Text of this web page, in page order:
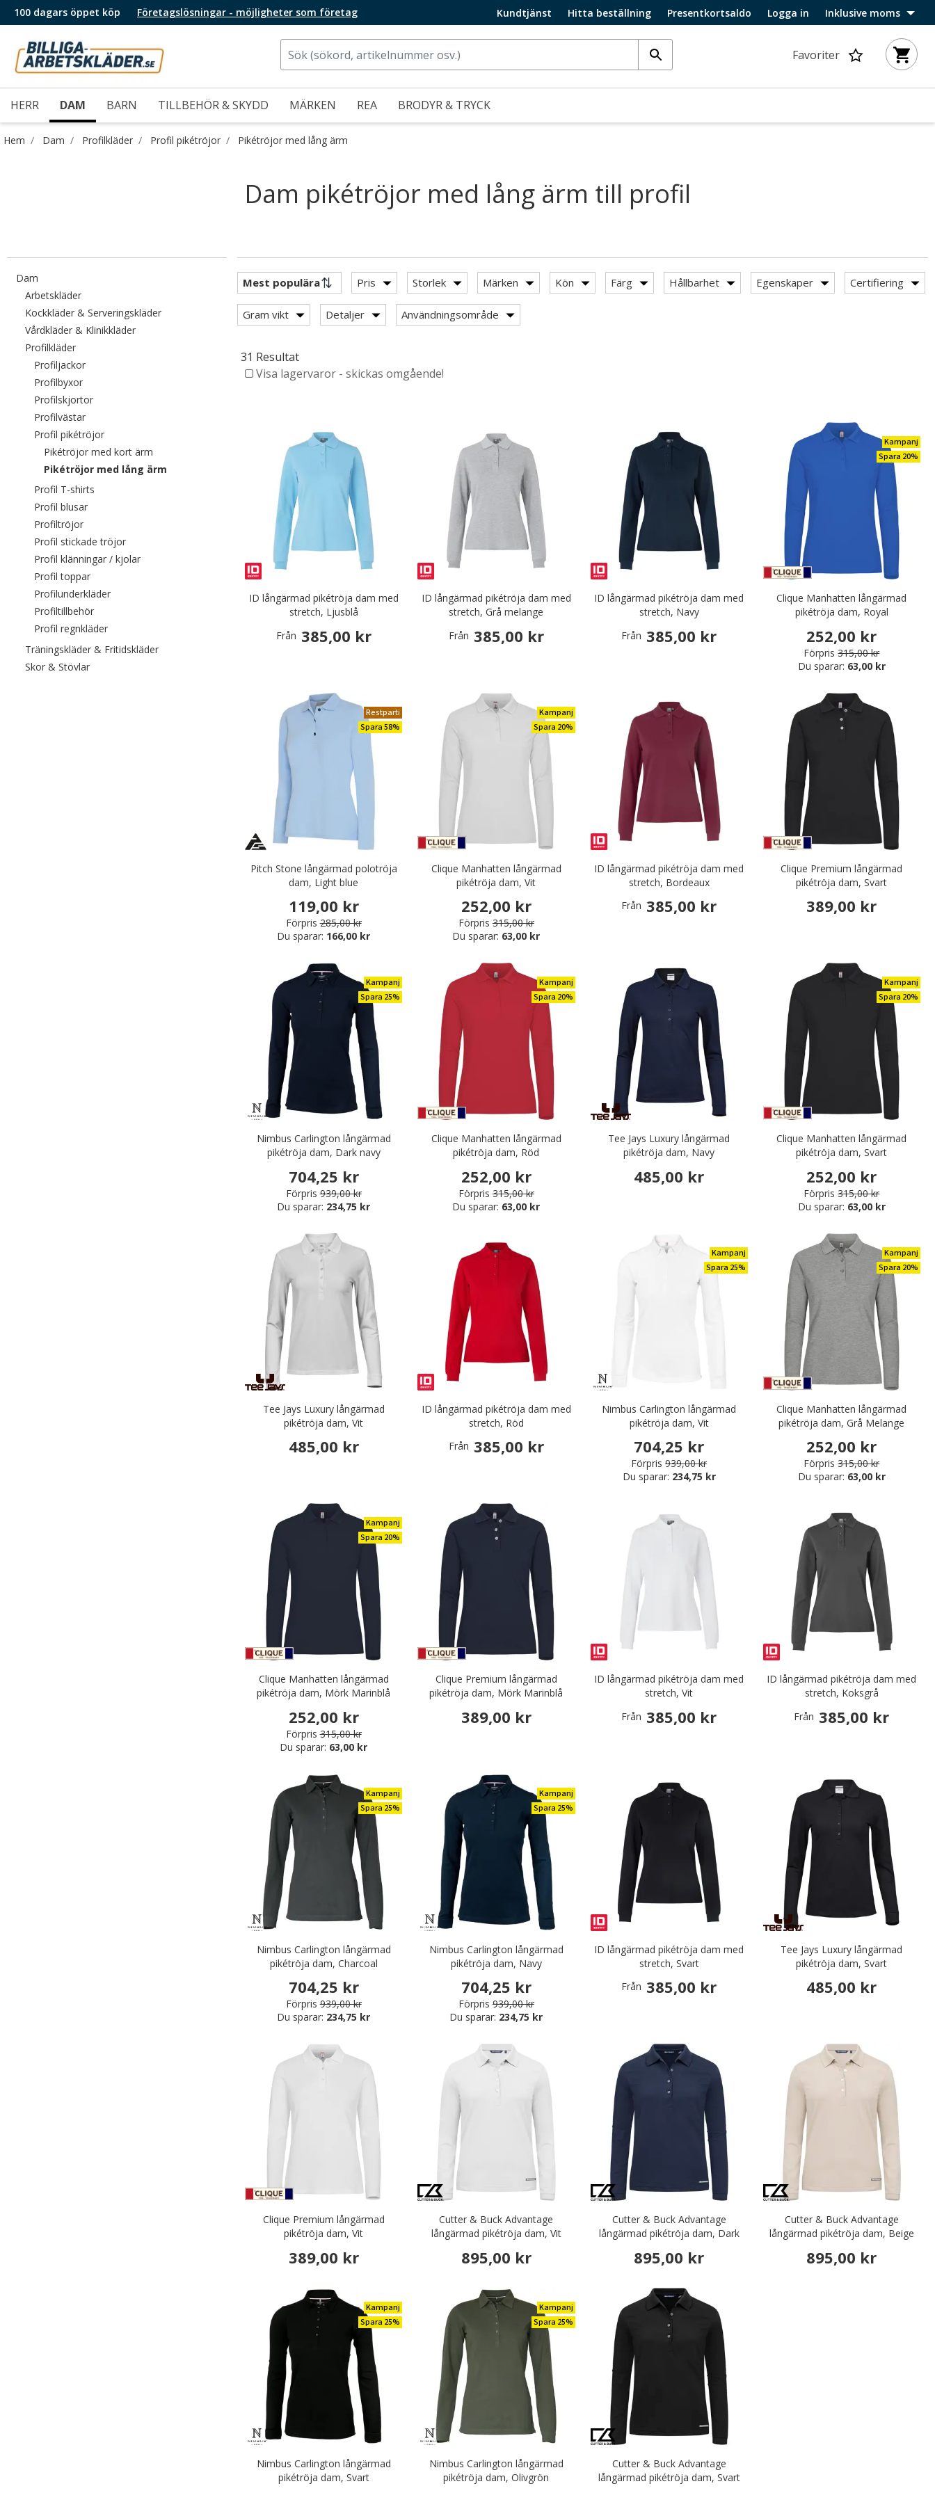
100 dagars öppet köp Företagslösningar - möjligheter som företag Kundtjänst Hitta beställning Presentkortsaldo Logga in Inklusive moms
Favoriter
HERR DAM BARN TILLBEHÖR & SKYDD MÄRKEN REA BRODYR & TRYCK
Hem Dam Profilkläder Profil pikétröjor Pikétröjor med lång ärm
Dam pikétröjor med lång ärm till profil
Dam
ArbetskläderFiltrera efter category: Arbetskläder
Kockkläder & ServeringskläderFiltrera efter category: Kockkläder & Serveringskläder
Vårdkläder & KlinikkläderFiltrera efter category: Vårdkläder & Klinikkläder
ProfilkläderFiltrera efter category: Profilkläder
ProfiljackorFiltrera efter category: Profiljackor
ProfilbyxorFiltrera efter category: Profilbyxor
ProfilskjortorFiltrera efter category: Profilskjortor
ProfilvästarFiltrera efter category: Profilvästar
Profil pikétröjorFiltrera efter category: Profil pikétröjor
Pikétröjor med kort ärmFiltrera efter category: Pikétröjor med kort ärm
Pikétröjor med lång ärmValda För närvarande sorterad efter category: Pikétröjor med lång ärm
Profil T-shirts
Profil blusarFiltrera efter category: Profil blusar
ProfiltröjorFiltrera efter category: Profiltröjor
Profil stickade tröjorFiltrera efter category: Profil stickade tröjor
Profil klänningar / kjolarFiltrera efter category: Profil klänningar / kjolar
Profil topparFiltrera efter category: Profil toppar
ProfilunderkläderFiltrera efter category: Profilunderkläder
ProfiltillbehörFiltrera efter category: Profiltillbehör
Profil regnkläderFiltrera efter category: Profil regnkläder
Träningskläder & FritidskläderFiltrera efter category: Träningskläder & Fritidskläder
Skor & StövlarFiltrera efter category: Skor & Stövlar
Pris Storlek Märken Kön Färg Hållbarhet Egenskaper Certifiering
Gram vikt Detaljer Användningsområde
31 Resultat
Visa lagervaror - skickas omgående!
ID långärmad pikétröja dam med
stretch, Ljusblå
Från 385,00 kr
ID långärmad pikétröja dam med
stretch, Grå melange
Från 385,00 kr
ID långärmad pikétröja dam med
stretch, Navy
Från 385,00 kr
Kampanj
Spara 20%
Clique Manhatten långärmad
pikétröja dam, Royal
252,00 kr
Förpris 315,00 kr
Du sparar: 63,00 kr
Restparti
Spara 58%
Pitch Stone långärmad polotröja
dam, Light blue
119,00 kr
Förpris 285,00 kr
Du sparar: 166,00 kr
Kampanj
Spara 20%
Clique Manhatten långärmad
pikétröja dam, Vit
252,00 kr
Förpris 315,00 kr
Du sparar: 63,00 kr
ID långärmad pikétröja dam med
stretch, Bordeaux
Från 385,00 kr
Clique Premium långärmad
pikétröja dam, Svart
389,00 kr
Kampanj
Spara 25%
Nimbus Carlington långärmad
pikétröja dam, Dark navy
704,25 kr
Förpris 939,00 kr
Du sparar: 234,75 kr
Kampanj
Spara 20%
Clique Manhatten långärmad
pikétröja dam, Röd
252,00 kr
Förpris 315,00 kr
Du sparar: 63,00 kr
Tee Jays Luxury långärmad
pikétröja dam, Navy
485,00 kr
Kampanj
Spara 20%
Clique Manhatten långärmad
pikétröja dam, Svart
252,00 kr
Förpris 315,00 kr
Du sparar: 63,00 kr
Tee Jays Luxury långärmad
pikétröja dam, Vit
485,00 kr
ID långärmad pikétröja dam med
stretch, Röd
Från 385,00 kr
Kampanj
Spara 25%
Nimbus Carlington långärmad
pikétröja dam, Vit
704,25 kr
Förpris 939,00 kr
Du sparar: 234,75 kr
Kampanj
Spara 20%
Clique Manhatten långärmad
pikétröja dam, Grå Melange
252,00 kr
Förpris 315,00 kr
Du sparar: 63,00 kr
Kampanj
Spara 20%
Clique Manhatten långärmad
pikétröja dam, Mörk Marinblå
252,00 kr
Förpris 315,00 kr
Du sparar: 63,00 kr
Clique Premium långärmad
pikétröja dam, Mörk Marinblå
389,00 kr
ID långärmad pikétröja dam med
stretch, Vit
Från 385,00 kr
ID långärmad pikétröja dam med
stretch, Koksgrå
Från 385,00 kr
Kampanj
Spara 25%
Nimbus Carlington långärmad
pikétröja dam, Charcoal
704,25 kr
Förpris 939,00 kr
Du sparar: 234,75 kr
Kampanj
Spara 25%
Nimbus Carlington långärmad
pikétröja dam, Navy
704,25 kr
Förpris 939,00 kr
Du sparar: 234,75 kr
ID långärmad pikétröja dam med
stretch, Svart
Från 385,00 kr
Tee Jays Luxury långärmad
pikétröja dam, Svart
485,00 kr
Clique Premium långärmad
pikétröja dam, Vit
389,00 kr
Cutter & Buck Advantage
långärmad pikétröja dam, Vit
895,00 kr
Cutter & Buck Advantage
långärmad pikétröja dam, Dark
895,00 kr
Cutter & Buck Advantage
långärmad pikétröja dam, Beige
895,00 kr
Kampanj
Spara 25%
Nimbus Carlington långärmad
pikétröja dam, Svart
Kampanj
Spara 25%
Nimbus Carlington långärmad
pikétröja dam, Olivgrön
Cutter & Buck Advantage
långärmad pikétröja dam, Svart